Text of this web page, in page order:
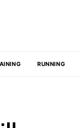
RUNNING